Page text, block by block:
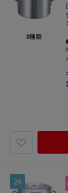
8種類
24